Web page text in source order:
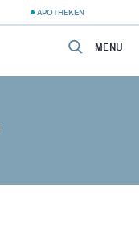
APOTHEKEN
MENÜ